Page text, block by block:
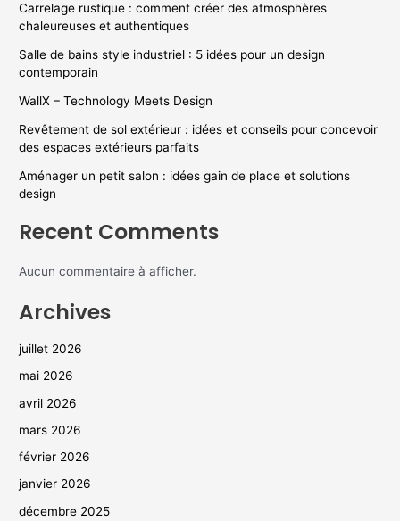
Carrelage rustique : comment créer des atmosphères
chaleureuses et authentiques
Salle de bains style industriel : 5 idées pour un design
contemporain
WallX – Technology Meets Design
Revêtement de sol extérieur : idées et conseils pour concevoir
des espaces extérieurs parfaits
Aménager un petit salon : idées gain de place et solutions
design
Recent Comments
Aucun commentaire à afficher.
Archives
juillet 2026
mai 2026
avril 2026
mars 2026
février 2026
janvier 2026
décembre 2025